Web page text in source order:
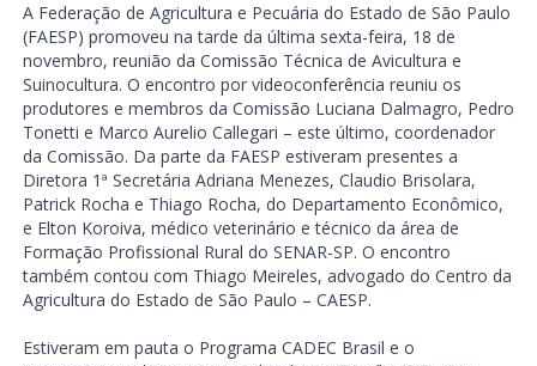
A Federação de Agricultura e Pecuária do Estado de São Paulo
(FAESP) promoveu na tarde da última sexta-feira, 18 de
novembro, reunião da Comissão Técnica de Avicultura e
Suinocultura. O encontro por videoconferência reuniu os
produtores e membros da Comissão Luciana Dalmagro, Pedro
Tonetti e Marco Aurelio Callegari – este último, coordenador
da Comissão. Da parte da FAESP estiveram presentes a
Diretora 1ª Secretária Adriana Menezes, Claudio Brisolara,
Patrick Rocha e Thiago Rocha, do Departamento Econômico,
e Elton Koroiva, médico veterinário e técnico da área de
Formação Profissional Rural do SENAR-SP. O encontro
também contou com Thiago Meireles, advogado do Centro da
Agricultura do Estado de São Paulo – CAESP.
Estiveram em pauta o Programa CADEC Brasil e o